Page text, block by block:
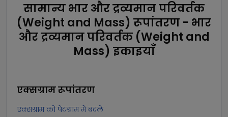
सामान्य भार और द्रव्यमान परिवर्तक
(Weight and Mass) रूपांतरण - भार
और द्रव्यमान परिवर्तक (Weight and
Mass) इकाइयाँ
एक्सग्रामरूपांतरण
एक्सग्राम को पेटग्राम में बदलें